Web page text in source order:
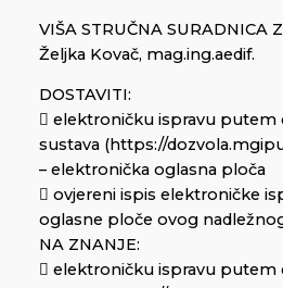
VIŠA STRUČNA SURADNICA
Željka Kovač, mag.ing.aedif.
DOSTAVITI:
 elektroničku ispravu
sustava (https://
– elektronička oglasna ploča
 ovjereni ispis elektroničke
oglasne ploče ovog
NA ZNANJE:
 elektroničku ispravu